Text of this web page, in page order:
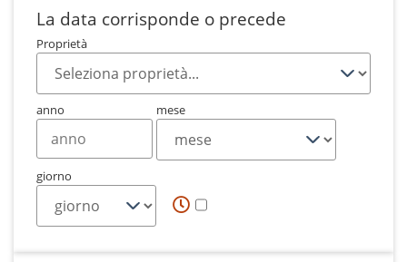
La data corrisponde o precede
Proprietà
anno mese
giorno